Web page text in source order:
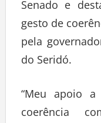
Senado e
gesto de
pela
do Seridó.
“Meu apoio
coerência